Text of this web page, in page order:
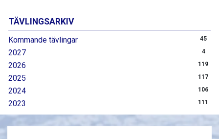
TÄVLINGSARKIV
Kommande tävlingar 45
2027 4
2026 119
2025 117
2024 106
2023 111